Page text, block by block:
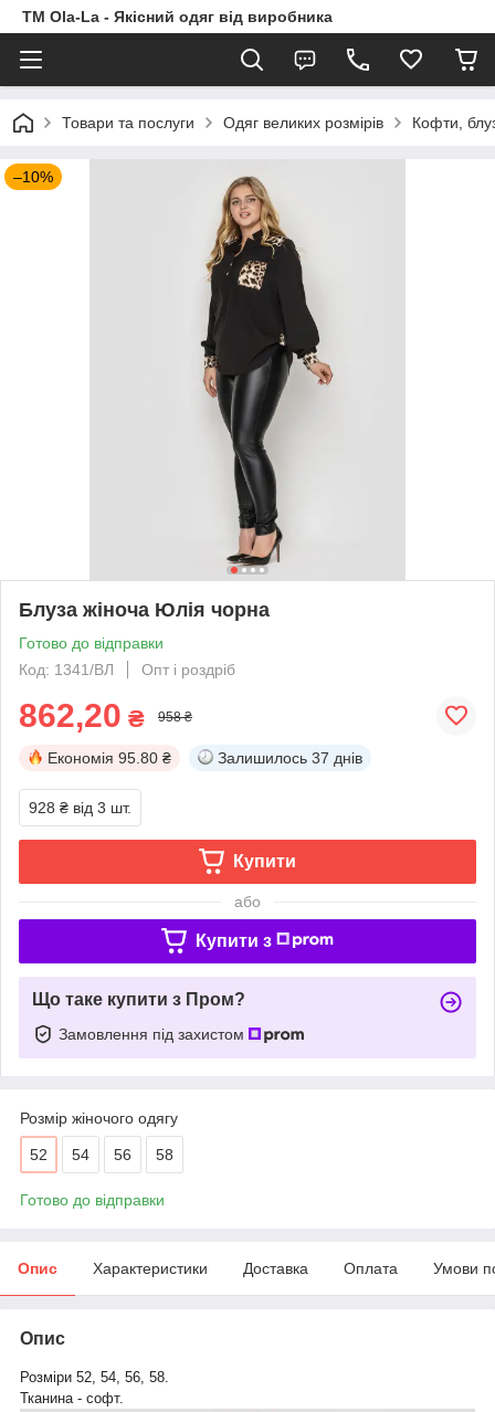
TM Ola-La - Якісний одяг від виробника
Товари та послуги Одяг великих розмірів Кофти,
–10%
Блуза жіноча Юлія чорна
Готово до відправки
Код: 1341/ВЛ
Опт і роздріб
862,20 ₴ 958 ₴
Економія 95.80 ₴ Залишилось 37 днів
928 ₴ від 3 шт.
Купити
або
Купити з
Що таке купити з Пром?
Замовлення під захистом
Розмір жіночого одягу
52 54 56 58
Готово до відправки
Опис Характеристики Доставка Оплата Умови
Опис
Розміри 52, 54, 56, 58.
Тканина - софт.